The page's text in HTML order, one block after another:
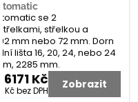
se 2
střelkou a
mm nebo 72 mm. Dorn
lišta 16, 20, 24, nebo 24
2285 mm.
6171 Kč
Kčbez DPH Zobrazit